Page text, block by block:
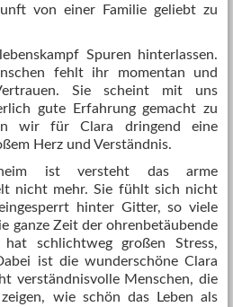
von einer Familie geliebt zu
Spuren hinterlassen.
fehlt ihr momentan und
Sie scheint mit uns
gute Erfahrung gemacht zu
wir für Clara dringend eine
Herz und Verständnis.
ist versteht das arme
nicht mehr. Sie fühlt sich nicht
hinter Gitter, so viele
ganze Zeit der ohrenbetäubende
schlichtweg großen Stress,
ist die wunderschöne Clara
verständnisvolle Menschen, die
wie schön das Leben als